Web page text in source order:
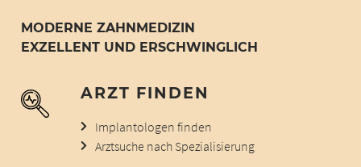
MODERNE ZAHNMEDIZIN
EXZELLENT UND ERSCHWINGLICH
ARZT FINDEN
Implantologen finden
Arztsuche nach Spezialisierung